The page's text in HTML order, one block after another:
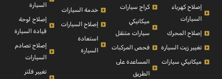
إصلاح كهرباء
السيارات
إصلاح المحرك
تغيير زيت السيارة
ميكانيكي سيارات
كراج سيارات
ميكانيكي
سيارات متنقل
فحص المركبات
المساعدة على
الطريق
خدمة السيارات
إصلاح السيارات
استعادة
السيارة
السيارة
إصلاح لوحة
قيادة السيارة
إصلاح تصادم
السيارات
تغيير فلتر